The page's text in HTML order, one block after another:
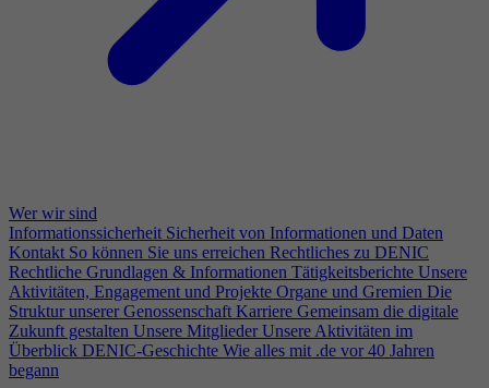
Wer wir sind
Informationssicherheit Sicherheit von Informationen und Daten
Kontakt So können Sie uns erreichen Rechtliches zu DENIC
Rechtliche Grundlagen & Informationen Tätigkeitsberichte Unsere
Aktivitäten, Engagement und Projekte Organe und Gremien Die
Struktur unserer Genossenschaft Karriere Gemeinsam die digitale
Zukunft gestalten Unsere Mitglieder Unsere Aktivitäten im
Überblick DENIC-Geschichte Wie alles mit .de vor 40 Jahren
begann